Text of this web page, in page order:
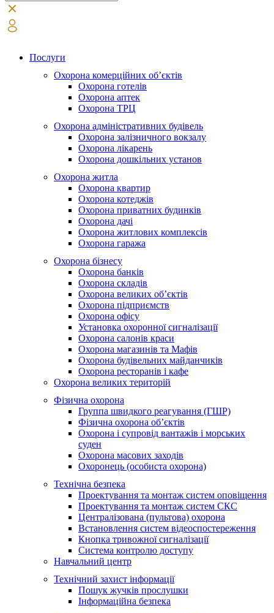
Послуги
Охорона комерційних об’єктів
Охорона готелів
Охорона аптек
Охорона ТРЦ
Охорона адміністративних будівель
Охорона залізничного вокзалу
Охорона лікарень
Охорона дошкільних установ
Охорона житла
Охорона квартир
Охорона котеджів
Охорона приватних будинків
Охорона дачі
Охорона житлових комплексів
Охорона гаража
Охорона бізнесу
Охорона банків
Охорона складів
Охорона великих об’єктів
Охорона підприємств
Охорона офісу
Установка охоронної сигналізації
Охорона салонів краси
Охорона магазинів та Мафів
Охорона будівельних майданчиків
Охорона ресторанів і кафе
Охорона великих територій
Фізична охорона
Группа швидкого реагування (ГШР)
Фізична охорона об’єктів
Охорона і супровід вантажів і морських
суден
Охорона масових заходів
Охоронець (особиста охорона)
Технічна безпека
Проектування та монтаж систем оповіщення
Проектування та монтаж систем СКС
Централізована (пультова) охорона
Встановлення систем відеоспостереження
Кнопка тривожної сигналізації
Система контролю доступу
Навчальний центр
Технічний захист інформації
Пошук жучків прослушки
Інформаційна безпека